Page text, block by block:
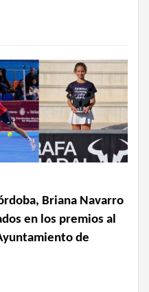
Briana Navarro
en los premios al
de